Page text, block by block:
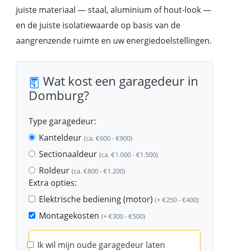
juiste materiaal — staal, aluminium of hout-look —
en de juiste isolatiewaarde op basis van de
aangrenzende ruimte en uw energiedoelstellingen.
Wat kost een garagedeur in
Domburg?
Type garagedeur:
Kanteldeur (ca. €600 - €900)
Sectionaaldeur (ca. €1.000 - €1.500)
Roldeur (ca. €800 - €1.200)
Extra opties:
Elektrische bediening (motor) (+ €250 - €400)
Montagekosten (+ €300 - €500)
Ik wil mijn oude garagedeur laten